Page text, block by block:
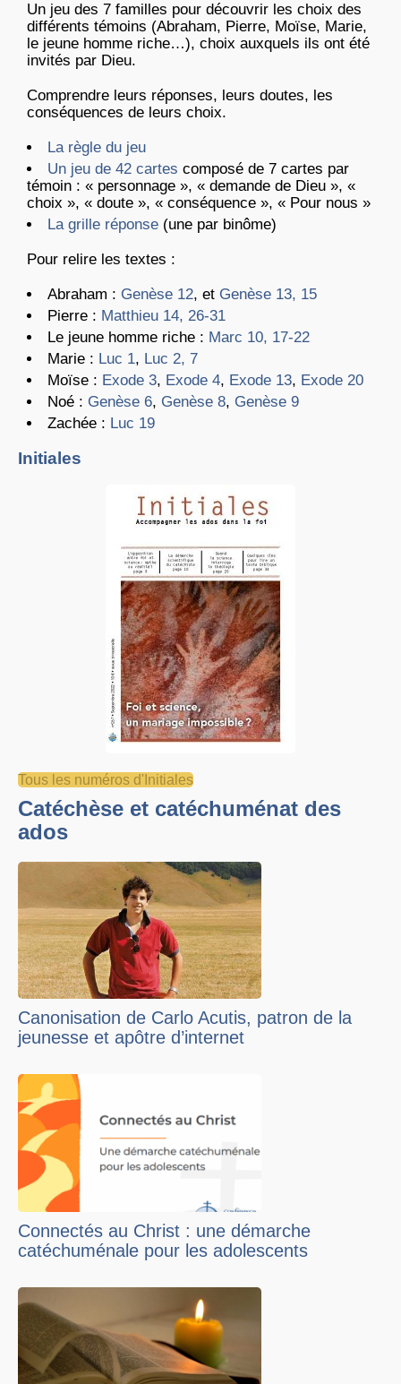
Un jeu des 7 familles pour découvrir les choix des
différents témoins (Abraham, Pierre, Moïse, Marie,
le jeune homme riche…), choix auxquels ils ont été
invités par Dieu.
Comprendre leurs réponses, leurs doutes, les
conséquences de leurs choix.
La règle du jeu
Un jeu de 42 cartes composé de 7 cartes par
témoin : « personnage », « demande de Dieu », «
choix », « doute », « conséquence », « Pour nous »
La grille réponse (une par binôme)
Pour relire les textes :
Abraham : Genèse 12, et Genèse 13, 15
Pierre : Matthieu 14, 26-31
Le jeune homme riche : Marc 10, 17-22
Marie : Luc 1, Luc 2, 7
Moïse : Exode 3, Exode 4, Exode 13, Exode 20
Noé : Genèse 6, Genèse 8, Genèse 9
Zachée : Luc 19
Initiales
Tous les numéros d'Initiales
Catéchèse et catéchuménat des
ados
Canonisation de Carlo Acutis, patron de la
jeunesse et apôtre d’internet
Connectés au Christ : une démarche
catéchuménale pour les adolescents